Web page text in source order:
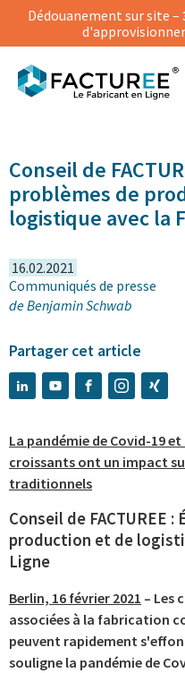
Dédouanement sur site –
© Gorodenkoff | Shutterstock
Conseil de
problèmes de
logistique avec la
16.02.2021
Communiqués de presse
deBenjamin Schwab
Partager cet article
La pandémie de Covid-19
croissants ont un impact
traditionnels
Conseil de FACTUREE
production et de
Ligne
Berlin, 16 février 2021 – Les
associées à la fabrication
peuvent rapidement
souligne la pandémie de